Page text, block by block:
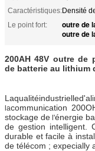
Caractéristiques:Densité
Le point fort:
outre de
outre de
200AH 48V outre de
de batterie au lithium
lacommunication 200
stockage de l'énergie
de gestion intelligent.
durable et facile à
de télécom ; expecially